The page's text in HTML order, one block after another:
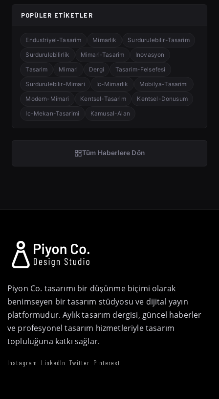
POPÜLER ETIKETLER
Endustriyel-Tasarim Mimarlik
Surdurulebilir-Tasarim
Surdurulebilirlik
Mimari-Tasarim
Inovasyon
Tasarim
Mimari Dergi
Tasarim-Felsefesi
Surdurulebilir-Mimari
Ic-Mimarlik
Mobilya-Tasarimi
Modern-Mimari
Kentsel-Tasarim
Kentsel-Donusum
Ic-Mekan-Tasarimi
Kamusal-Alan
Tüm Haberlere Dön
Piyon Co. tasarımı bir düşünme biçimi olarak
benimseyen bir tasarım stüdyosu ve dijital yayın
platformudur. Aylık tasarım dergisi, güncel haberler
ve profesyonel tasarım hizmetleriyle tasarım
topluluğuna katkı sağlar.
Instagram LinkedIn Twitter Pinterest